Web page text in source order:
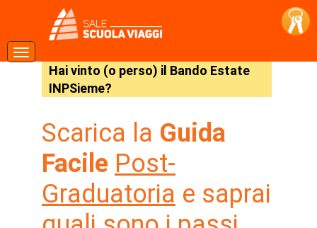
Hai vinto (o perso) il Bando Estate
INPSieme?
Scarica la Guida
Facile Post-
Graduatoria e saprai